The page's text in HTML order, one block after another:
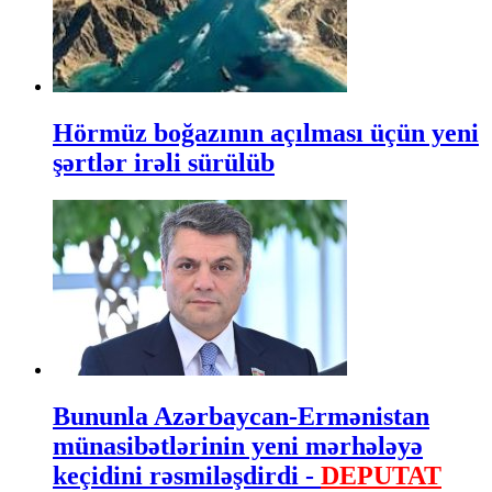
Hörmüz boğazının açılması üçün yeni
şərtlər irəli sürülüb
Bununla Azərbaycan-Ermənistan
münasibətlərinin yeni mərhələyə
keçidini rəsmiləşdirdi - DEPUTAT